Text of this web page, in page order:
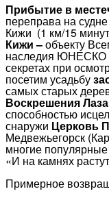
Прибытие в
переправа на
Кижи (1 км/15
Кижи –объекту
наследия ЮНЕСКО
секретах при
посетим усадьбу
самых старых
Воскрешения
способностью
снаружи Церковь
Медвежьегорск
многие
«И на камнях
Примерное